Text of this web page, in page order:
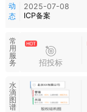
动
态
2025-07-08
ICP备案
常
用
服
务
招投标
水
滴
图
谱